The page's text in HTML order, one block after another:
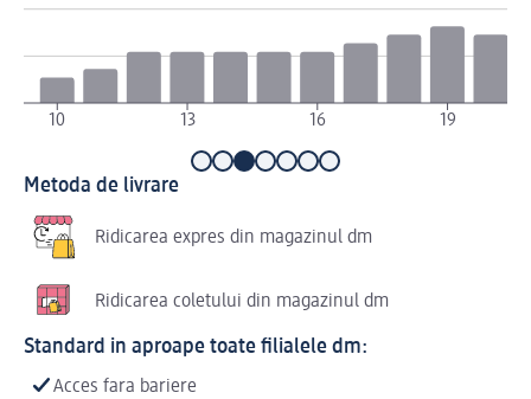
10 13 16 19
Metoda de livrare
Ridicarea expres din magazinul dm
Ridicarea coletului din magazinul dm
Standard in aproape toate filialele dm:
Acces fara bariere